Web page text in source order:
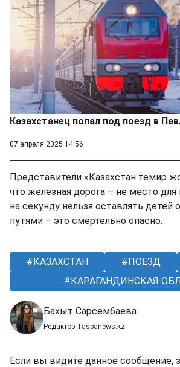
Казахстанец попал под поезд в
07 апреля 2025 14:56
Представители «Казахстан темир
что железная дорога – не место
на секунду нельзя оставлять детей
путями – это смертельно опасно.
КАЗАХСТАН ПОЕЗД
КАРАГАНДИНСКАЯ
Бахыт Сарсембаева
Редактор Taspanews.kz
Если вы видите данное сообщение,